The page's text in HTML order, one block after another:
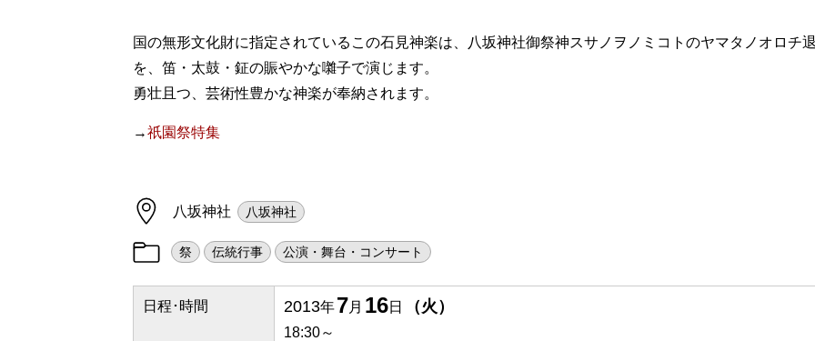
国の無形文化財に指定されているこの石見神楽は、八坂神社御祭神スサノヲノミコトのヤマタノオロチ
を、笛・太鼓・鉦の賑やかな囃子で演じます。
勇壮且つ、芸術性豊かな神楽が奉納されます。
→祇園祭特集
八坂神社 八坂神社
祭 伝統行事 公演・舞台・コンサート
日程･時間 2013年7月 16日 （火）
18:30～